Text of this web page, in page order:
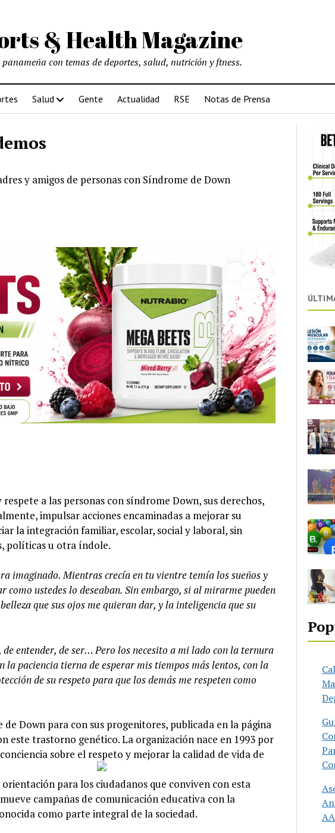
& Health Magazine
panameña con temas de deportes, salud, nutrición y ftness.
Salud Gente Actualidad RSE Notas de Prensa
y amigos de personas con Síndrome de Down
a las personas con síndrome Down, sus derechos,
impulsar acciones encaminadas a mejorar su
la integración familiar, escolar, social y laboral, sin
políticas u otra índole.
imaginado. Mientras crecía en tu vientre temía los sueños y
ustedes lo deseaban. Sin embargo, si al mirarme pueden
que sus ojos me quieran dar, y la inteligencia que su
entender, de ser… Pero los necesito a mi lado con la ternura
la paciencia tierna de esperar mis tiempos más lentos, con la
de su respeto para que los demás me respeten como
Down para con sus progenitores, publicada en la página
este trastorno genético. La organización nace en 1993 por
sobre el respeto y mejorar la calidad de vida de
para los ciudadanos que conviven con esta
campañas de comunicación educativa con la
como parte integral de la sociedad.